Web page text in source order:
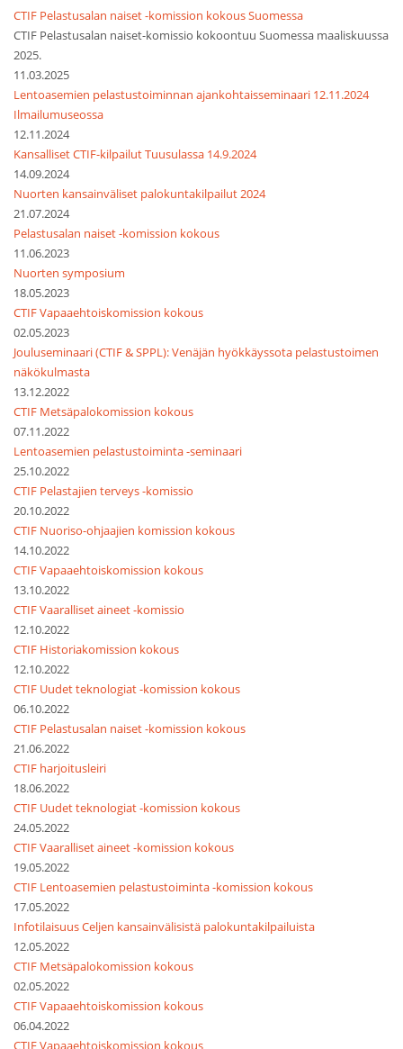
CTIF Pelastusalan naiset -komission kokous Suomessa
CTIF Pelastusalan naiset-komissio kokoontuu Suomessa maaliskuussa
2025.
11.03.2025
Lentoasemien pelastustoiminnan ajankohtaisseminaari 12.11.2024
Ilmailumuseossa
12.11.2024
Kansalliset CTIF-kilpailut Tuusulassa 14.9.2024
14.09.2024
Nuorten kansainväliset palokuntakilpailut 2024
21.07.2024
Pelastusalan naiset -komission kokous
11.06.2023
Nuorten symposium
18.05.2023
CTIF Vapaaehtoiskomission kokous
02.05.2023
Jouluseminaari (CTIF & SPPL): Venäjän hyökkäyssota pelastustoimen
näkökulmasta
13.12.2022
CTIF Metsäpalokomission kokous
07.11.2022
Lentoasemien pelastustoiminta -seminaari
25.10.2022
CTIF Pelastajien terveys -komissio
20.10.2022
CTIF Nuoriso-ohjaajien komission kokous
14.10.2022
CTIF Vapaaehtoiskomission kokous
13.10.2022
CTIF Vaaralliset aineet -komissio
12.10.2022
CTIF Historiakomission kokous
12.10.2022
CTIF Uudet teknologiat -komission kokous
06.10.2022
CTIF Pelastusalan naiset -komission kokous
21.06.2022
CTIF harjoitusleiri
18.06.2022
CTIF Uudet teknologiat -komission kokous
24.05.2022
CTIF Vaaralliset aineet -komission kokous
19.05.2022
CTIF Lentoasemien pelastustoiminta -komission kokous
17.05.2022
Infotilaisuus Celjen kansainvälisistä palokuntakilpailuista
12.05.2022
CTIF Metsäpalokomission kokous
02.05.2022
CTIF Vapaaehtoiskomission kokous
06.04.2022
CTIF Vapaaehtoiskomission kokous